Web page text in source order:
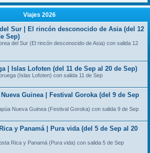
Viajes 2026
Sur | El rincón desconocido de Asia (del 12
Sep)
del Sur (El rincón desconocido de Asia) con salida 12
| Islas Lofoten (del 11 de Sep al 20 de Sep)
(Islas Lofoten) con salida 11 de Sep
Guinea | Festival Goroka (del 9 de Sep
Nueva Guinea (Festival Goroka) con salida 9 de Sep
y Panamá | Pura vida (del 5 de Sep al 20
Rica y Panamá (Pura vida) con salida 5 de Sep